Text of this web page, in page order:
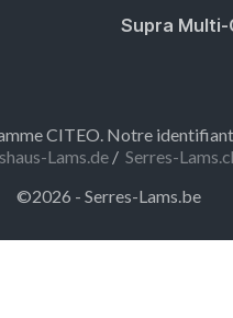
Supra Multi-
CITEO. Notre
Lams.de/ Serres-
©2026 - Serres-Lams.be